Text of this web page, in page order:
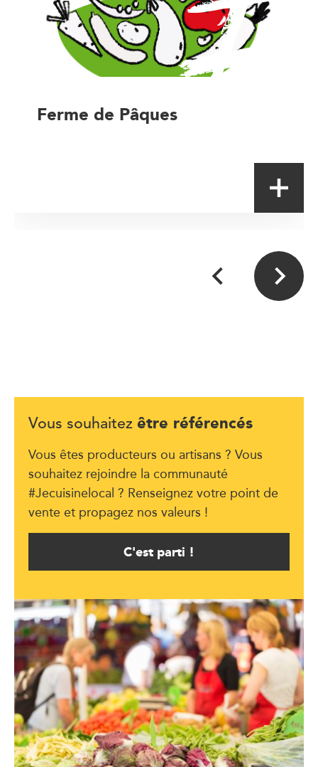
Ferme de Pâques
Vous souhaitez être référencés
Vous êtes producteurs ou artisans ? Vous
souhaitez rejoindre la communauté
#Jecuisinelocal ? Renseignez votre point de
vente et propagez nos valeurs !
C'est parti !